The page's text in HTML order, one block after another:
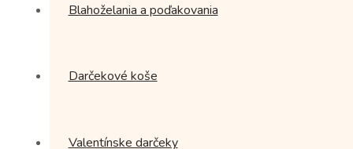
Blahoželania a poďakovania
Darčekové koše
Valentínske darčeky